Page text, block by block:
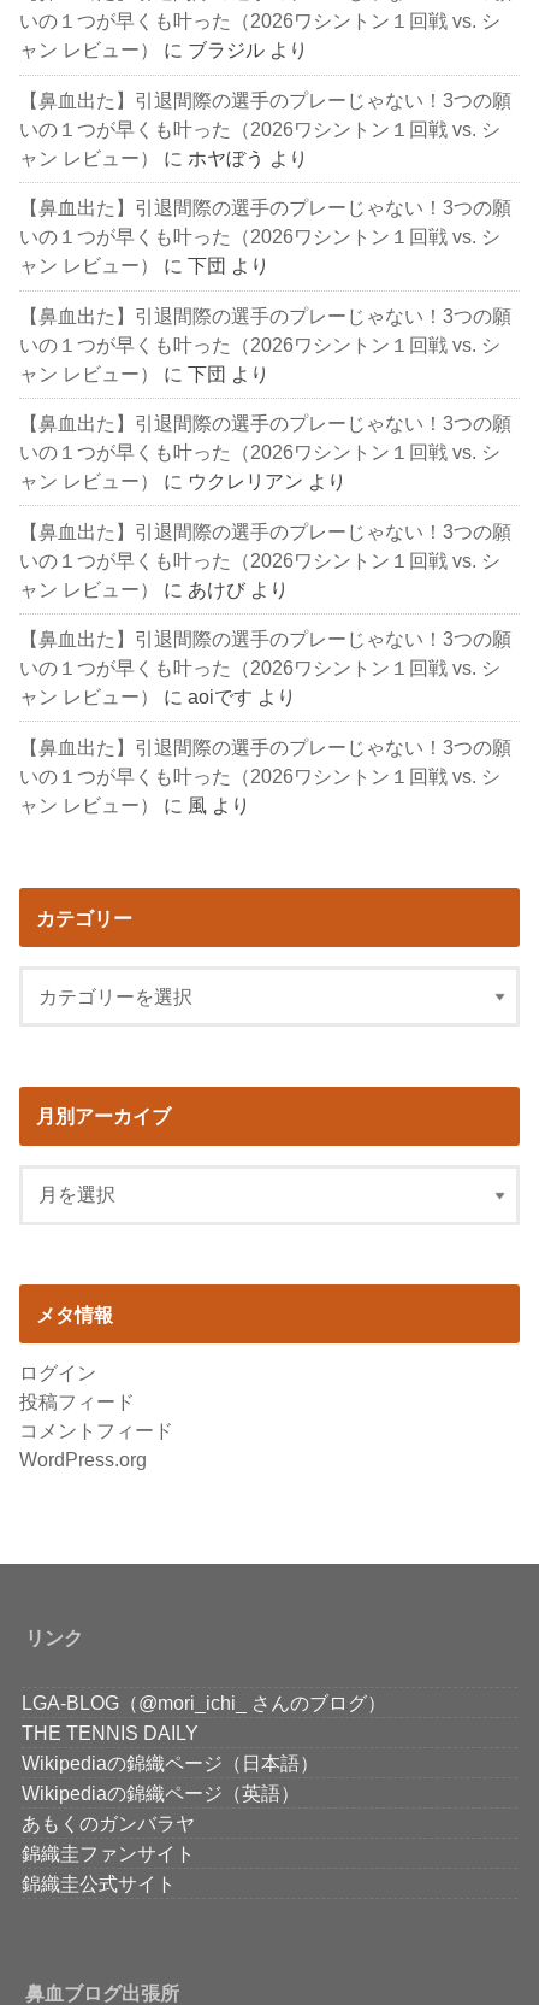
いの１つが早くも叶った（2026ワシントン１回戦 vs. シ
ャン レビュー）
に ブラジル より
【鼻血出た】引退間際の選手のプレーじゃない！3つの願
いの１つが早くも叶った（2026ワシントン１回戦 vs. シ
ャン レビュー）
に ホヤぼう より
【鼻血出た】引退間際の選手のプレーじゃない！3つの願
いの１つが早くも叶った（2026ワシントン１回戦 vs. シ
ャン レビュー）
に下団 より
【鼻血出た】引退間際の選手のプレーじゃない！3つの願
いの１つが早くも叶った（2026ワシントン１回戦 vs. シ
ャン レビュー）
に下団 より
【鼻血出た】引退間際の選手のプレーじゃない！3つの願
いの１つが早くも叶った（2026ワシントン１回戦 vs. シ
ャン レビュー）
に ウクレリアン より
【鼻血出た】引退間際の選手のプレーじゃない！3つの願
いの１つが早くも叶った（2026ワシントン１回戦 vs. シ
ャン レビュー）
に あけび より
【鼻血出た】引退間際の選手のプレーじゃない！3つの願
いの１つが早くも叶った（2026ワシントン１回戦 vs. シ
ャン レビュー）
にaoiです より
【鼻血出た】引退間際の選手のプレーじゃない！3つの願
いの１つが早くも叶った（2026ワシントン１回戦 vs. シ
ャン レビュー）
に 風 より
カテゴリー
月別アーカイブ
メタ情報
ログイン
投稿フィード
コメントフィード
WordPress.org
リンク
LGA-BLOG（@mori_ichi_ さんのブログ）
THE TENNIS DAILY
Wikipediaの錦織ページ（日本語）
Wikipediaの錦織ページ（英語）
あもくのガンバラヤ
錦織圭ファンサイト
錦織圭公式サイト
鼻血ブログ出張所